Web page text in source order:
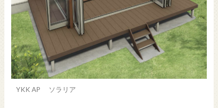
YKK AP ソラリア